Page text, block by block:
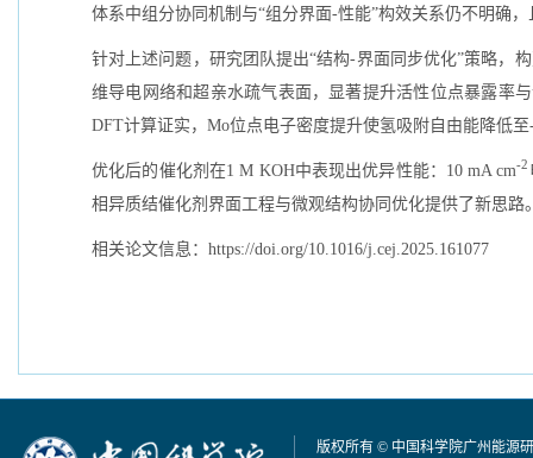
体系中组分协同机制与“组分界面-性能”构效关系仍不明确
针对上述问题，研究团队提出“结构-界面同步优化”策略，
维导电网络和超亲水疏气表面，显著提升活性位点暴露率
DFT计算证实，Mo位点电子密度提升使氢吸附自由能降低
优化后的催化剂在1 M KOH中表现出优异性能：10 mA cm-2
相异质结催化剂界面工程与微观结构协同优化提供了新思路
相关论文信息：https://doi.org/10.1016/j.cej.2025.161077
版权所有 © 中国科学院广州能源